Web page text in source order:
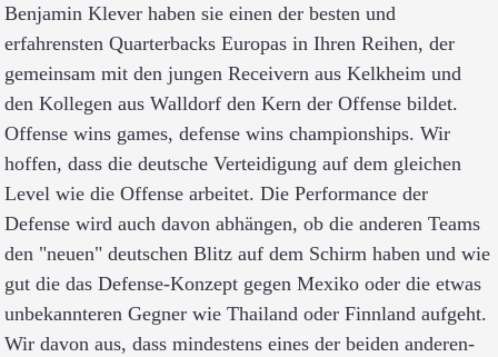
Benjamin Klever haben sie einen der besten und
erfahrensten Quarterbacks Europas in Ihren Reihen, der
gemeinsam mit den jungen Receivern aus Kelkheim und
den Kollegen aus Walldorf den Kern der Offense bildet.
Offense wins games, defense wins championships. Wir
hoffen, dass die deutsche Verteidigung auf dem gleichen
Level wie die Offense arbeitet. Die Performance der
Defense wird auch davon abhängen, ob die anderen Teams
den "neuen" deutschen Blitz auf dem Schirm haben und wie
gut die das Defense-Konzept gegen Mexiko oder die etwas
unbekannteren Gegner wie Thailand oder Finnland aufgeht.
Wir davon aus, dass mindestens eines der beiden anderen-